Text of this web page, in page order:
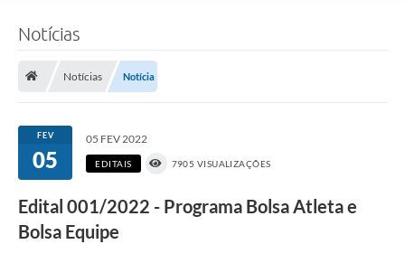
Portal da Transparência
Secretarias
Mais
Notícias
Notícias Notícia
FEV
05
05 FEV 2022
EDITAIS 7905 VISUALIZAÇÕES
Edital 001/2022 - Programa Bolsa Atleta e
Bolsa Equipe